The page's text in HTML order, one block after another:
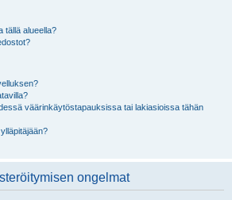
tällä alueella?
väärinkäytöstapauksissa tai lakiasioissa tähän
ongelmat